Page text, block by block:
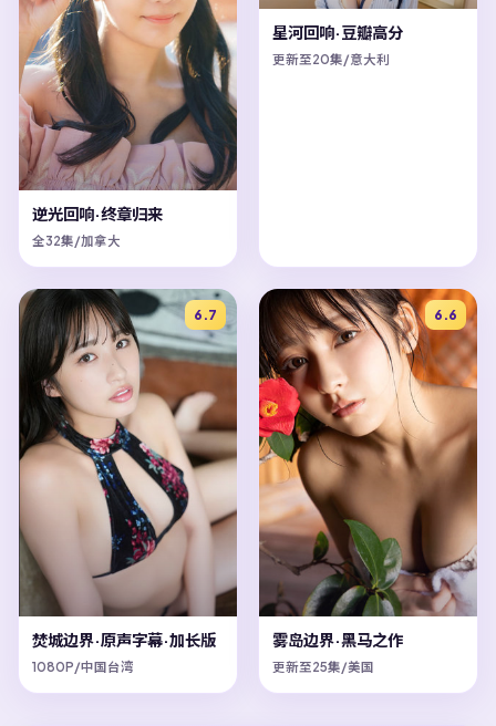
逆光回响·终章归来
全32集/加拿大
星河回响·豆瓣高分
更新至20集/意大利
6.7
焚城边界·原声字幕·加长版
1080P/中国台湾
6.6
雾岛边界·黑马之作
更新至25集/美国